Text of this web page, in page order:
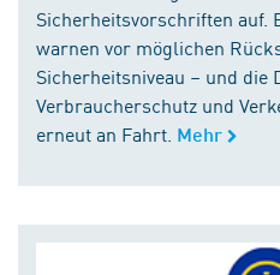
Sicherheitsvorschriften auf.
warnen vor möglichen
Sicherheitsniveau – und die
Verbraucherschutz und
erneut an Fahrt. Mehr